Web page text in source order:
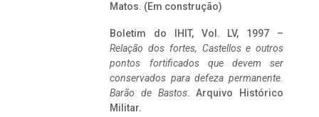
Matos. (Em construção)
Boletim do IHIT, Vol. LV, 1997 –
Relação dos fortes, Castellos e outros
pontos fortificados que devem ser
conservados para defeza permanente.
Barão de Bastos. Arquivo Histórico
Militar.